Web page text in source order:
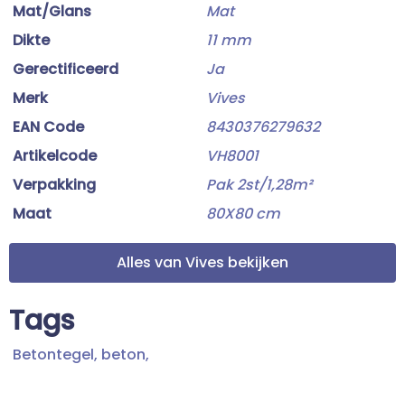
Mat/Glans
Mat
Dikte
11 mm
Gerectificeerd
Ja
Merk
Vives
EAN Code
8430376279632
Artikelcode
VH8001
Verpakking
Pak 2st/1,28m²
Maat
80X80 cm
Alles van Vives bekijken
Tags
Betontegel, beton,